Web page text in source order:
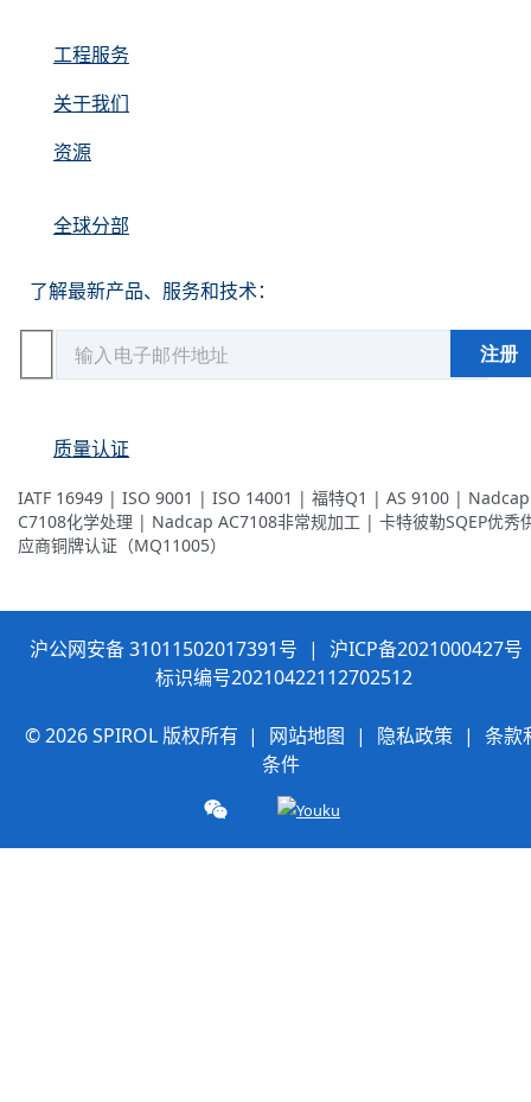
工程服务
关于我们
资源
全球分部
了解最新产品、服务和技术：
质量认证
IATF 16949 | ISO 9001 | ISO 14001 | 福特Q1 | AS 9100 |
C7108化学处理 | Nadcap AC7108非常规加工 | 卡特彼勒SQEP优秀
应商铜牌认证（MQ11005）
沪公网安备 31011502017391号 | 沪ICP备2021000427号
标识编号20210422112702512
© 2026 SPIROL 版权所有 | 网站地图 | 隐私政策 | 条款
条件